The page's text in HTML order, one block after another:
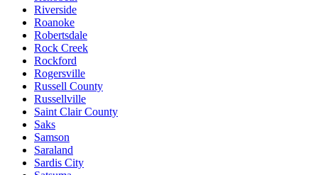
Riverside
Roanoke
Robertsdale
Rock Creek
Rockford
Rogersville
Russell County
Russellville
Saint Clair County
Saks
Samson
Saraland
Sardis City